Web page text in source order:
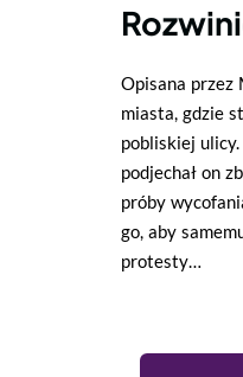
Opisana przez
miasta, gdzie
pobliskiej ulicy.
podjechał on
próby
go, aby
protesty…